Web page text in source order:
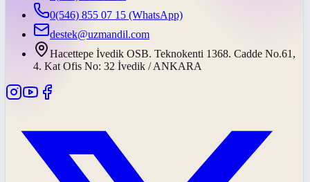
0(546) 855 07 15 (WhatsApp)
destek@uzmandil.com
Hacettepe İvedik OSB. Teknokenti 1368. Cadde No.61,
4. Kat Ofis No: 32 İvedik / ANKARA